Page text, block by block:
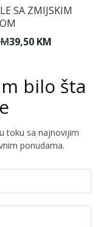
SA ZMIJSKIM
39,50 KM
bilo šta
toku sa najnovijim
ponudama.